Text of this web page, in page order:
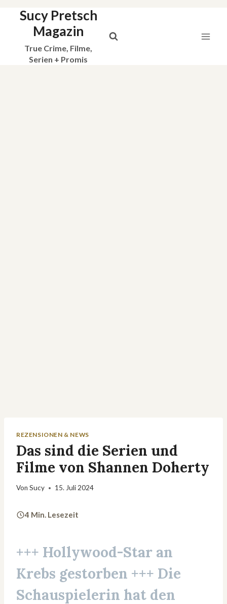
Sucy Pretsch
Magazin
True Crime, Filme,
Serien + Promis
REZENSIONEN & NEWS
Das sind die Serien und
Filme von Shannen Doherty
Von Sucy 15. Juli 2024
4 Min. Lesezeit
+++ Hollywood-Star an
Krebs gestorben +++ Die
Schauspielerin hat den